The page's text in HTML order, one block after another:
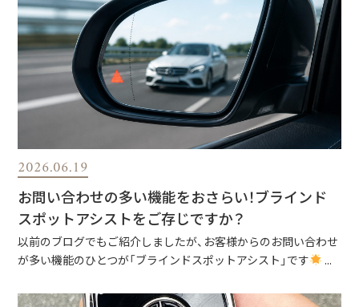
2026.06.19
お問い合わせの多い機能をおさらい！ブラインド
スポットアシストをご存じですか？
以前のブログでもご紹介しましたが、お客様からのお問い合わせ
が多い機能のひとつが「ブラインドスポットアシスト」です
...